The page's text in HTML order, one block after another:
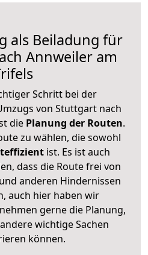
als Beiladung für
Annweiler am
Schritt bei der
von Stuttgart nach
die Planung der Routen.
zu wählen, die sowohl
ist. Es ist auch
dass die Route frei von
anderen Hindernissen
auch hier haben wir
gerne die Planung,
wichtige Sachen
können.